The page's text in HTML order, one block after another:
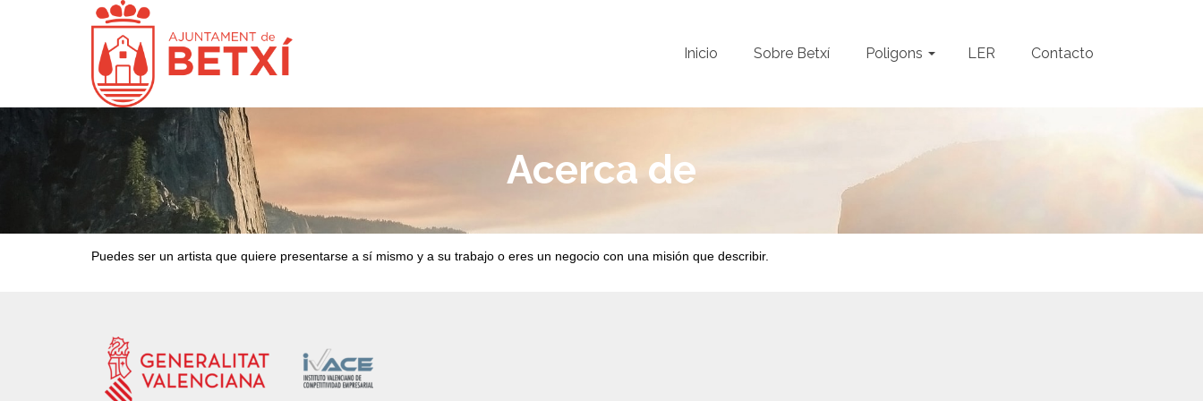
Inicio Sobre Betxí Poligons LER Contacto
Acerca de
Puedes ser un artista que quiere presentarse a sí mismo y a su trabajo o eres un negocio con una misión que describir.